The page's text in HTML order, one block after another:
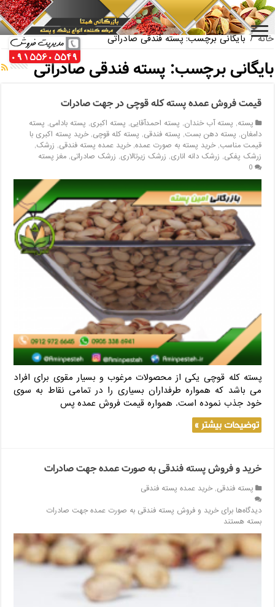
بازار فروش پسته اکبری بسته بندی
خانه / بایگانی برچسب: پسته فندقی صادراتی
بایگانی برچسب: پسته فندقی صادراتی
قیمت فروش عمده پسته کله قوچی در جهت صادرات
پسته, پسته آب خندان, پسته احمدآقایی, پسته اکبری, پسته بادامی, پسته
دامغان, پسته دهن بست, پسته فندقی, پسته کله قوچی,خرید پسته اکبری با
قیمت مناسب,خرید پسته به صورت عمده,خرید عمده پسته فندقی, زرشک,
زرشک پفکی, زرشک دانه اناری, زرشک زیرتالاری, زرشک صادراتی,مغز پسته
0
پسته کله قوچی یکی از محصولات مرغوب و بسیار مقوی برای افراد
می باشد که همواره طرفداران بسیاری را در تمامی نقاط به سوی
خود جذب نموده است. همواره قیمت فروش عمده پس
توضیحات بیشتر »
خرید و فروش پسته فندقی به صورت عمده جهت صادرات
پسته فندقی,خرید عمده پسته فندقی
دیدگاه‌هابرای خرید و فروش پسته فندقی به صورت عمده جهت صادرات
بسته هستند